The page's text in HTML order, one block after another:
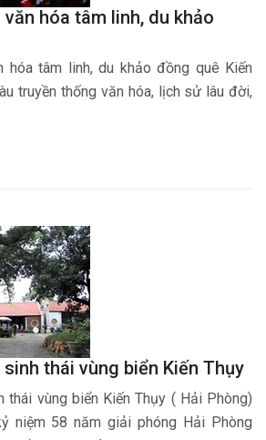
hóa tâm linh, du khảo
hóa tâm linh, du khảo đồng quê Kiến
truyền thống văn hóa, lịch sử lâu đời,
thái vùng biển Kiến Thụy
thái vùng biển Kiến Thụy ( Hải Phòng)
niệm 58 năm giải phóng Hải Phòng